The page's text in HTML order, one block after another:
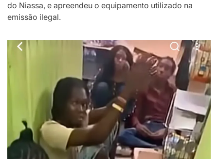
do Niassa, e apreendeu o equipamento utilizado na
emissão ilegal.